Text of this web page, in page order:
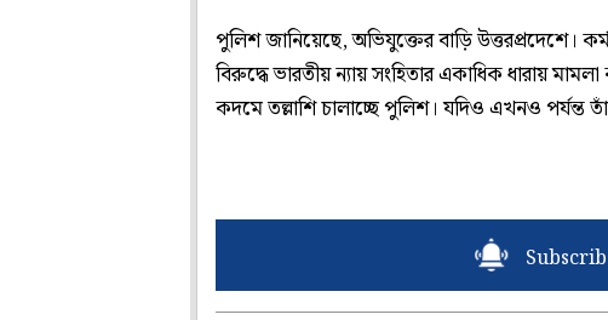
পুলিশ জানিয়েছে, অভিযুক্তের বাড়ি উত্তরপ্রদেশে।
বিরুদ্ধে ভারতীয় ন্যায় সংহিতার একাধিক ধারায়
কদমে তল্লাশি চালাচ্ছে পুলিশ। যদিও এখনও পর্যন্ত